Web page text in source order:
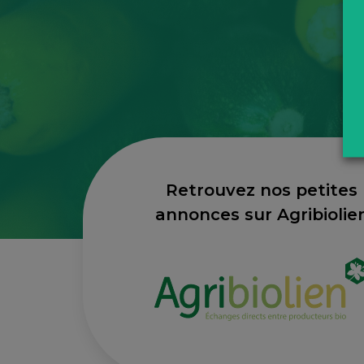
Retrouvez nos petites
annonces sur